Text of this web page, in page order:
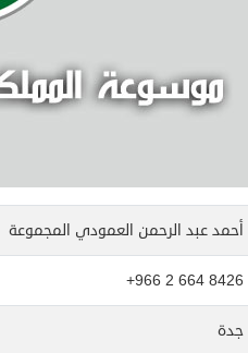
أحمد عبد الرحمن العمودي المجموعة
+966 2 664 8426
جدة